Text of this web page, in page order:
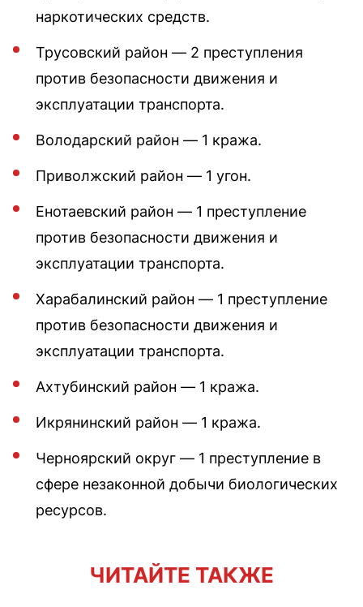
наркотических средств.
Трусовский район — 2 преступления
против безопасности движения и
эксплуатации транспорта.
Володарский район — 1 кража.
Приволжский район — 1 угон.
Енотаевский район — 1 преступление
против безопасности движения и
эксплуатации транспорта.
Харабалинский район — 1 преступление
против безопасности движения и
эксплуатации транспорта.
Ахтубинский район — 1 кража.
Икрянинский район — 1 кража.
Черноярский округ — 1 преступление в
сфере незаконной добычи биологических
ресурсов.
ЧИТАЙТЕ ТАКЖЕ